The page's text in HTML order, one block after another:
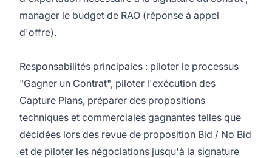
manager le budget de RAO (réponse à appel
d'offre).
Responsabilités principales : piloter le processus
"Gagner un Contrat", piloter l'exécution des
Capture Plans, préparer des propositions
techniques et commerciales gagnantes telles que
décidées lors des revue de proposition Bid / No Bid
et de piloter les négociations jusqu'à la signature